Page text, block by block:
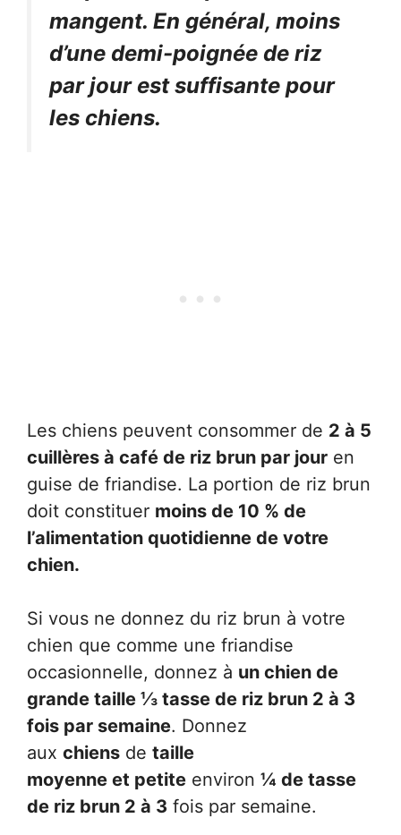
mangent. En général, moins
d’une demi-poignée de riz
par jour est suffisante pour
les chiens.
Les chiens peuvent consommer de 2 à 5
cuillères à café de riz brun par jour en
guise de friandise. La portion de riz brun
doit constituer moins de 10 % de
l’alimentation quotidienne de votre
chien.
Si vous ne donnez du riz brun à votre
chien que comme une friandise
occasionnelle, donnez à un chien de
grande taille ⅓ tasse de riz brun 2 à 3
fois par semaine. Donnez
aux chiens de taille
moyenne et petite environ ¼ de tasse
de riz brun 2 à 3 fois par semaine.